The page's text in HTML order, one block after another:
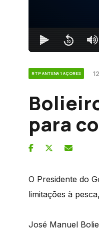
RTP ANTENA 1 AÇORES
para
O Presidente do
limitações à
José Manuel